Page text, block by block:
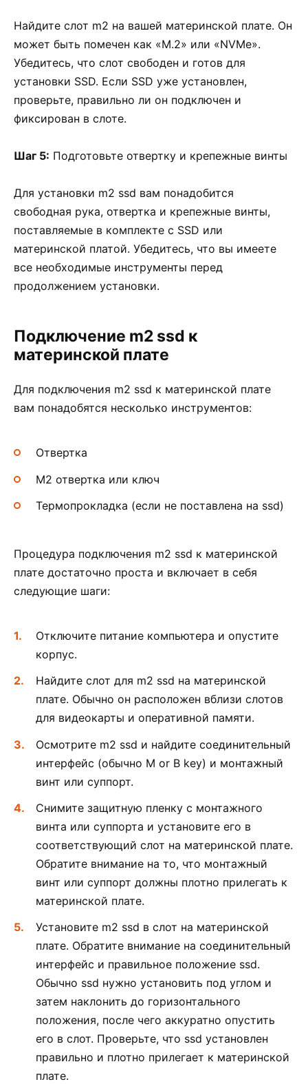
Найдите слот m2 на вашей материнской плате. Он
может быть помечен как «M.2» или «NVMe».
Убедитесь, что слот свободен и готов для
установки SSD. Если SSD уже установлен,
проверьте, правильно ли он подключен и
фиксирован в слоте.
Шаг 5: Подготовьте отвертку и крепежные винты
Для установки m2 ssd вам понадобится
свободная рука, отвертка и крепежные винты,
поставляемые в комплекте с SSD или
материнской платой. Убедитесь, что вы имеете
все необходимые инструменты перед
продолжением установки.
Подключение m2 ssd к
материнской плате
Для подключения m2 ssd к материнской плате
вам понадобятся несколько инструментов:
Отвертка
М2 отвертка или ключ
Термопрокладка (если не поставлена на ssd)
Процедура подключения m2 ssd к материнской
плате достаточно проста и включает в себя
следующие шаги:
Отключите питание компьютера и опустите
корпус.
Найдите слот для m2 ssd на материнской
плате. Обычно он расположен вблизи слотов
для видеокарты и оперативной памяти.
Осмотрите m2 ssd и найдите соединительный
интерфейс (обычно M or B key) и монтажный
винт или суппорт.
Снимите защитную пленку с монтажного
винта или суппорта и установите его в
соответствующий слот на материнской плате.
Обратите внимание на то, что монтажный
винт или суппорт должны плотно прилегать к
материнской плате.
Установите m2 ssd в слот на материнской
плате. Обратите внимание на соединительный
интерфейс и правильное положение ssd.
Обычно ssd нужно установить под углом и
затем наклонить до горизонтального
положения, после чего аккуратно опустить
его в слот. Проверьте, что ssd установлен
правильно и плотно прилегает к материнской
плате.